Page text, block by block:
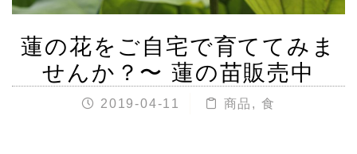
蓮の花をご自宅で育ててみま
せんか？〜 蓮の苗販売中
2019-04-11 商品 , 食